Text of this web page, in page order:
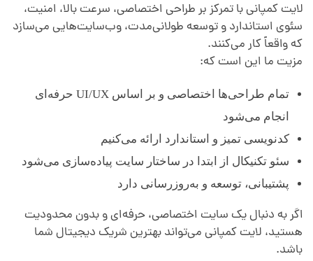
لایت کمپانی با تمرکز بر طراحی اختصاصی، سرعت بالا، امنیت،
سئوی استاندارد و توسعه طولانی‌مدت، وب‌سایت‌هایی می‌سازد
که واقعاً کار می‌کنند.
مزیت ما این است که:
تمام طراحی‌ها اختصاصی و بر اساس UI/UX حرفه‌ای
انجام می‌شود
کدنویسی تمیز و استاندارد ارائه می‌کنیم
سئو تکنیکال از ابتدا در ساختار سایت پیاده‌سازی می‌شود
پشتیبانی، توسعه و به‌روزرسانی دارد
اگر به دنبال یک سایت اختصاصی، حرفه‌ای و بدون محدودیت
هستید، لایت کمپانی می‌تواند بهترین شریک دیجیتال شما
باشد.